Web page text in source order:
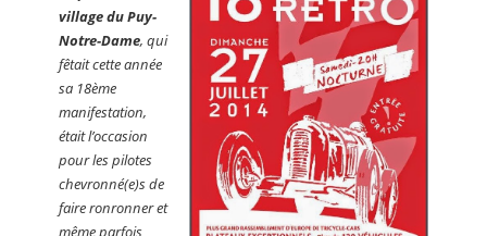
village du Puy-
Notre-Dame, qui
fêtait cette année
sa 18ème
manifestation,
était l’occasion
pour les pilotes
chevronné(e)s de
faire ronronner et
même parfois